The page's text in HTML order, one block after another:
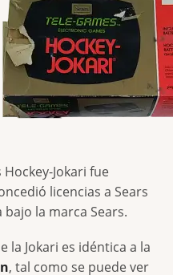
Hockey-Jokari fue
licencias a Sears
la marca Sears.
la Jokari es idéntica a la
, tal como se puede ver